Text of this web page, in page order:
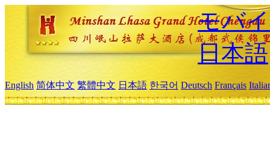
モバ
日本語
English 简体中文 繁體中文 日本語 한국어 Deutsch Français